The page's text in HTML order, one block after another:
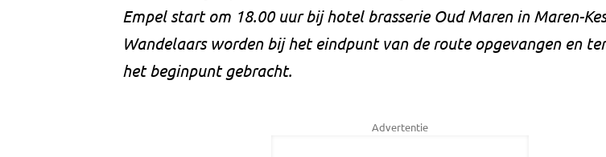
Empel start om 18.00 uur bij hotel brasserie Oud Maren in Maren-
Wandelaars worden bij het eindpunt van de route opgevangen en
het beginpunt gebracht.
Advertentie